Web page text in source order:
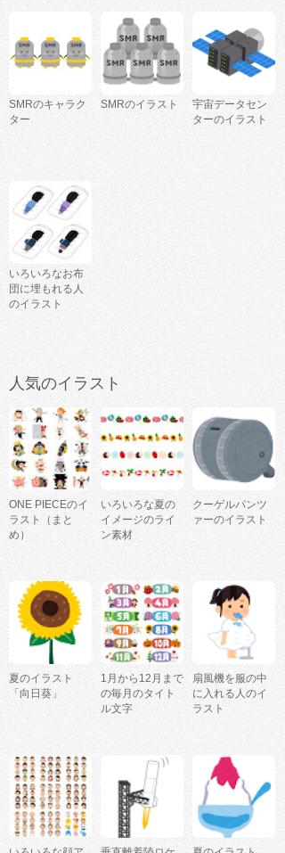
SMRのキャラク
ター
SMRのイラスト
宇宙データセン
ターのイラスト
いろいろなお布
団に埋もれる人
のイラスト
人気のイラスト
ONE PIECEのイ
ラスト（まと
め）
いろいろな夏の
イメージのライ
ン素材
クーゲルパンツ
ァーのイラスト
夏のイラスト
「向日葵」
1月から12月まで
の毎月のタイト
ル文字
扇風機を服の中
に入れる人のイ
ラスト